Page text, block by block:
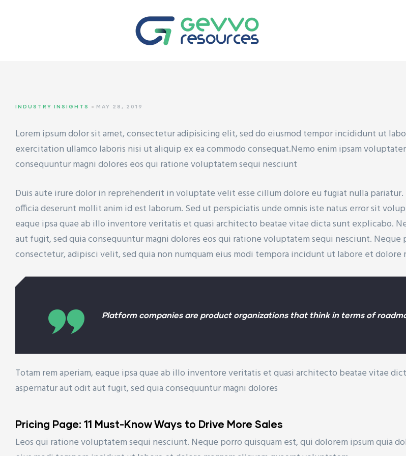
INDUSTRY INSIGHTS MAY 28, 2019
Lorem ipsum dolor sit amet, consectetur adipisicing elit, sed do eiusmod tempor incididunt ut
exercitation ullamco laboris nisi ut aliquip ex ea commodo consequat.Nemo enim ipsam
consequuntur magni dolores eos qui ratione voluptatem sequi nesciunt
Duis aute irure dolor in reprehenderit in voluptate velit esse cillum dolore eu fugiat nulla
officia deserunt mollit anim id est laborum. Sed ut perspiciatis unde omnis iste natus error sit
eaque ipsa quae ab illo inventore veritatis et quasi architecto beatae vitae dicta sunt explicabo.
aut fugit, sed quia consequuntur magni dolores eos qui ratione voluptatem sequi nesciunt.
consectetur, adipisci velit, sed quia non numquam eius modi tempora incidunt ut labore et dolore
Platform companies are product organizations that think in terms of
Totam rem aperiam, eaque ipsa quae ab illo inventore veritatis et quasi architecto beatae vitae
aspernatur aut odit aut fugit, sed quia consequuntur magni dolores
Pricing Page: 11 Must-Know Ways to Drive More Sales
Leos qui ratione voluptatem sequi nesciunt. Neque porro quisquam est, qui dolorem ipsum quia